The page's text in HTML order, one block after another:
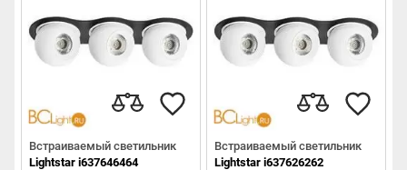
Встраиваемый светильник
Lightstar i637646464
Встраиваемый светильник
Lightstar i637626262